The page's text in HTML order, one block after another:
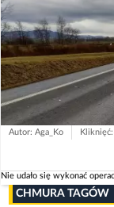
Autor: Aga_Ko
Nie udało się wykonać
CHMURA TAGÓW